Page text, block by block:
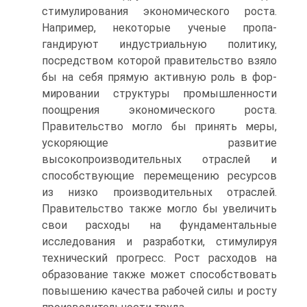
стимулирования экономического роста.
Например, некоторые ученые пропа­
гандируют индустриальную политику,
посредством которой правительство взяло
бы на себя прямую активную роль в фор­
мировании структуры промышленности
поощрения экономиче­ского роста.
Правительство могло бы принять меры,
ускоряю­щие развитие
высокопроизводительных отраслей и
способству­ющие перемещению ресурсов
из низко производительных от­раслей.
Правительство также могло бы увеличить
свои расходы на фундаментальные
исследования и разработки, стимулируя
технический прогресс. Рост расходов на
образование также мо­жет способствовать
повышению качества рабочей силы и росту